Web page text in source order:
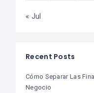
« Jul
Recent Posts
Cómo Separar Las
Negocio